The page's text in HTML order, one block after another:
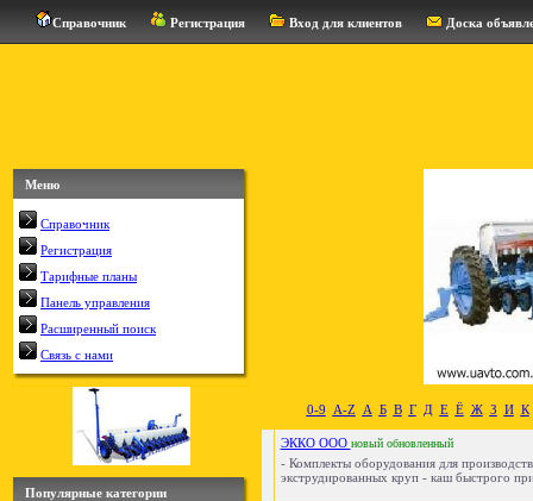
Справочник Регистрация Вход для клиентов Доска
Меню
Справочник
Регистрация
Тарифные планы
Панель управления
Расширенный поиск
Связь с нами
Популярные категории
0-9 A-Z А Б В Г Д Е Ё Ж З И К
ЭККО ООО новый обновленный
- Комплекты оборудования для
экструдированных круп - каш быстрого